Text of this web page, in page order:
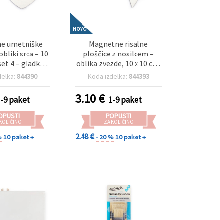
umetniške
srca – 10
4 – gladka
barvanje in
DIY
dekor
844390
9 paket
10 paket +
NOVO
Magnetne risalne
ploščice z nosilcem –
oblika zvezde, 10 x 10 cm,
paket 4 kos – idealno za
DIY ustvarjalne projekte
Koda izdelka: 844393
3.10€ 1-9 paket
POPUSTI
ZA KOLIČINO
2.48 €- 20 %10 paket +